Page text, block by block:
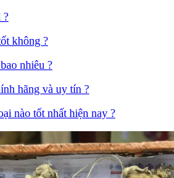
?
không ?
nhiêu ?
hãng và uy tín ?
nào tốt nhất hiện nay ?